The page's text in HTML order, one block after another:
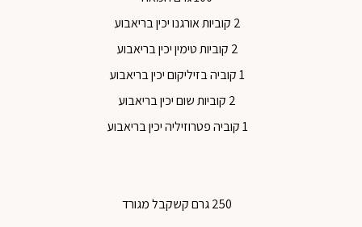
2 קוביות אורגנו יכין בריאבוע
2 קוביות טימין יכין בריאבוע
1 קוביה בזיליקום יכין בריאבוע
2 קוביות שום יכין בריאבוע
1 קוביה פטרוזיליה יכין בריאבוע
250 גרם קשקבל מגורד